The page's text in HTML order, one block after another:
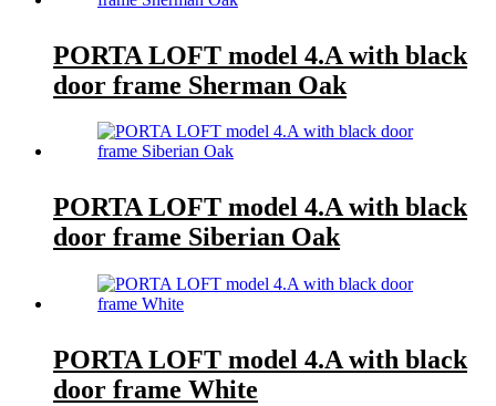
PORTA LOFT model 4.A with black
door frame Sherman Oak
PORTA LOFT model 4.A with black
door frame Siberian Oak
PORTA LOFT model 4.A with black
door frame White